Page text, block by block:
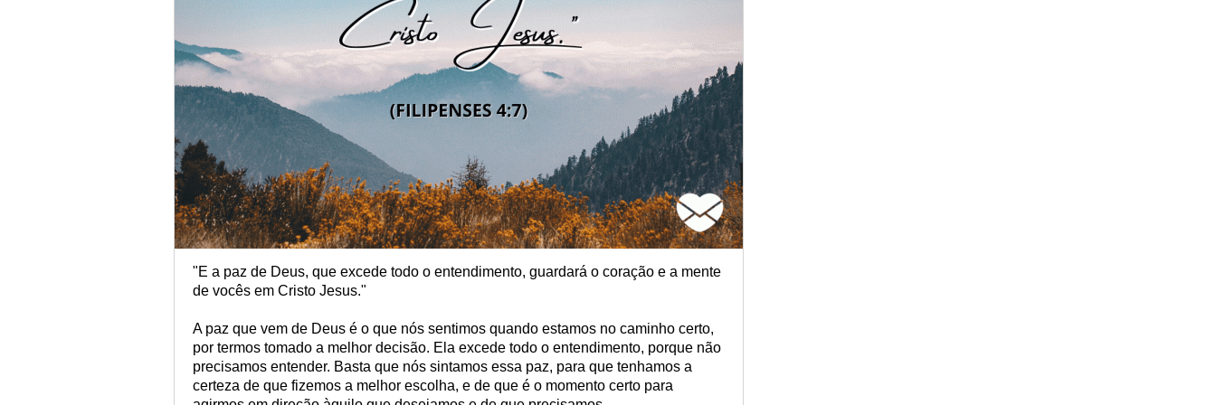
"E a paz de Deus, que excede todo o entendimento, guardará o coração e a mente
de vocês em Cristo Jesus."
A paz que vem de Deus é o que nós sentimos quando estamos no caminho certo,
por termos tomado a melhor decisão. Ela excede todo o entendimento, porque não
precisamos entender. Basta que nós sintamos essa paz, para que tenhamos a
certeza de que fizemos a melhor escolha, e de que é o momento certo para